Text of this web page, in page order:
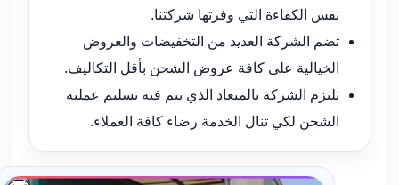
نفس الكفاءة التي وفرتها شركتنا.
تضم الشركة العديد من التخفيضات والعروض
الخيالية على كافة عروض الشحن بأقل التكاليف.
تلتزم الشركة بالميعاد الذي يتم فيه تسليم عملية
الشحن لكي تنال الخدمة رضاء كافة العملاء.